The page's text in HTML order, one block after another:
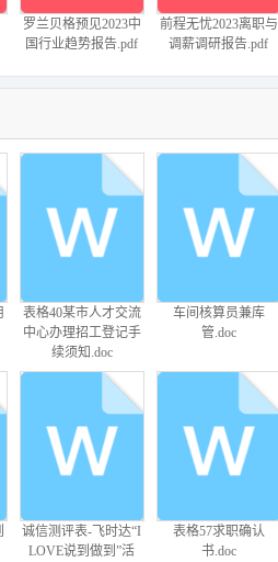
罗兰贝格预见2023中
国行业趋势报告.pdf
前程无忧2023离职与
调薪调研报告.pdf
2023中国组织发展实
践调研报告(1).pdf
【实例】金科集团弘
景地产绩效考核管理
【实例】济南佳宝乳
业岗位绩效考核管理
【实例】LG公司绩效
考核体系（员工评价
表格40某市人才交流
中心办理招工登记手
续须知.doc
车间核算员兼库
管.doc
诚信测评表-飞时达“I
LOVE说到做到”活
表格57求职确认
书.doc